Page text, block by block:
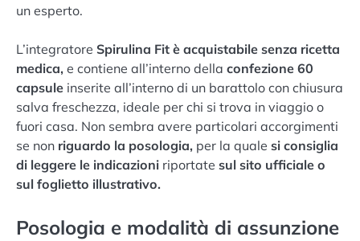
un esperto.
L’integratore Spirulina Fit è acquistabile senza ricetta
medica, e contiene all’interno della confezione 60
capsule inserite all’interno di un barattolo con chiusura
salva freschezza, ideale per chi si trova in viaggio o
fuori casa. Non sembra avere particolari accorgimenti
se non riguardo la posologia, per la quale si consiglia
di leggere le indicazioni riportate sul sito ufficiale o
sul foglietto illustrativo.
Posologia e modalità di assunzione